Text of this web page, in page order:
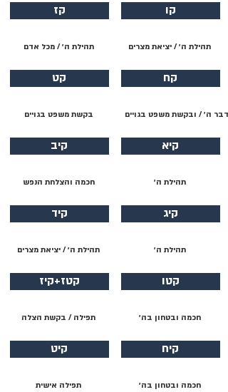
קו
תהילת ה׳ / יציאת מצרים
קח
דבר ה׳ / ובקשת משפט בגויים
קיא
תהילת ה׳
קיג
תהילת ה׳
קטו
חכמה ובטחון בה׳
קיח
חכמה ובטחון בה׳
קז
תהילת ה׳ / מכל אדם
קט
בקשת משפט בגויים
קיב
חכמה והצלחת הנפש
קיד
תהילת ה׳ / יציאת מצרים
קטז+קיז
תפילה / בקשת הצלה
קיט
תפילה אישית